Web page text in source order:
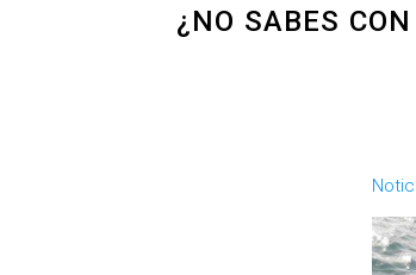
¿NO SABES